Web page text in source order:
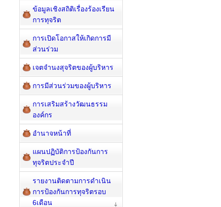
ข้อมูลเชิงสถิติเรื่องร้องเรียน
การทุจริต
การเปิดโอกาสให้เกิดการมี
ส่วนร่วม
เจตจำนงสุจริตของผู้บริหาร
การมีส่วนร่วมของผู้บริหาร
การเสริมสร้างวัฒนธรรม
องค์กร
อำนาจหน้าที่
แผนปฏิบัติการป้องกันการ
ทุจริตประจำปี
รายงานติดตามการดำเนิน
การป้องกันการทุจริตรอบ
6เดือน